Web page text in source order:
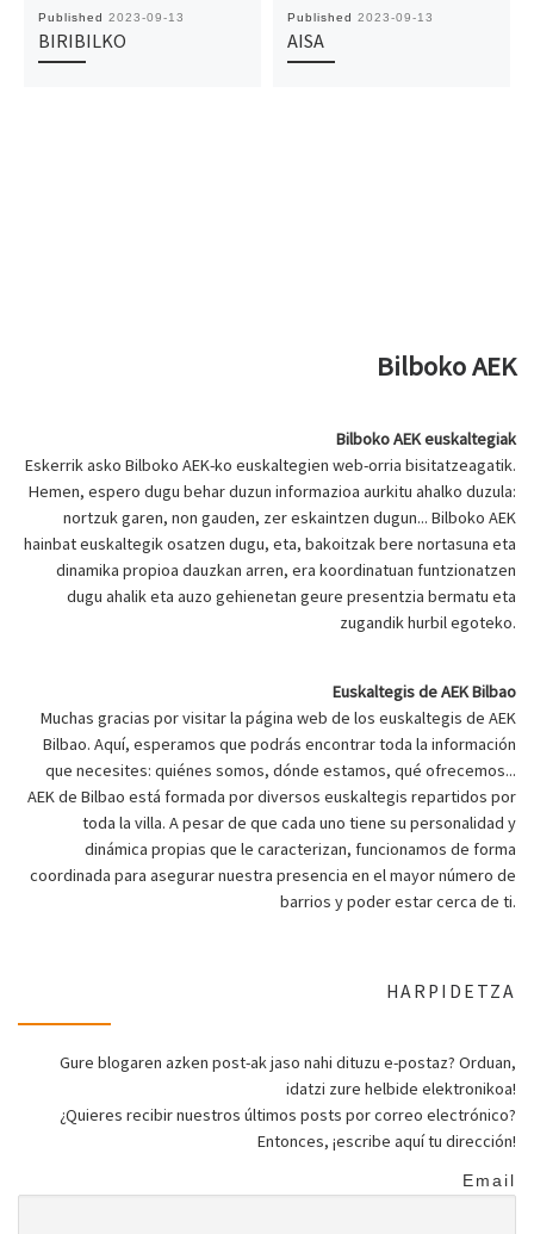
Published 2023-09-13
BIRIBILKO
Published 2023-09-13
AISA
Bilboko AEK
Bilboko AEK euskaltegiak
Eskerrik asko Bilboko AEK-ko euskaltegien web-orria bisitatzeagatik.
Hemen, espero dugu behar duzun informazioa aurkitu ahalko duzula:
nortzuk garen, non gauden, zer eskaintzen dugun... Bilboko AEK
hainbat euskaltegik osatzen dugu, eta, bakoitzak bere nortasuna eta
dinamika propioa dauzkan arren, era koordinatuan funtzionatzen
dugu ahalik eta auzo gehienetan geure presentzia bermatu eta
zugandik hurbil egoteko.
Euskaltegis de AEK Bilbao
Muchas gracias por visitar la página web de los euskaltegis de AEK
Bilbao. Aquí, esperamos que podrás encontrar toda la información
que necesites: quiénes somos, dónde estamos, qué ofrecemos...
AEK de Bilbao está formada por diversos euskaltegis repartidos por
toda la villa. A pesar de que cada uno tiene su personalidad y
dinámica propias que le caracterizan, funcionamos de forma
coordinada para asegurar nuestra presencia en el mayor número de
barrios y poder estar cerca de ti.
HARPIDETZA
Gure blogaren azken post-ak jaso nahi dituzu e-postaz? Orduan,
idatzi zure helbide elektronikoa!
¿Quieres recibir nuestros últimos posts por correo electrónico?
Entonces, ¡escribe aquí tu dirección!
Email